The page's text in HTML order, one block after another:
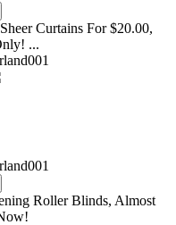
Curtains For $20.00,
...
Roller Blinds, Almost